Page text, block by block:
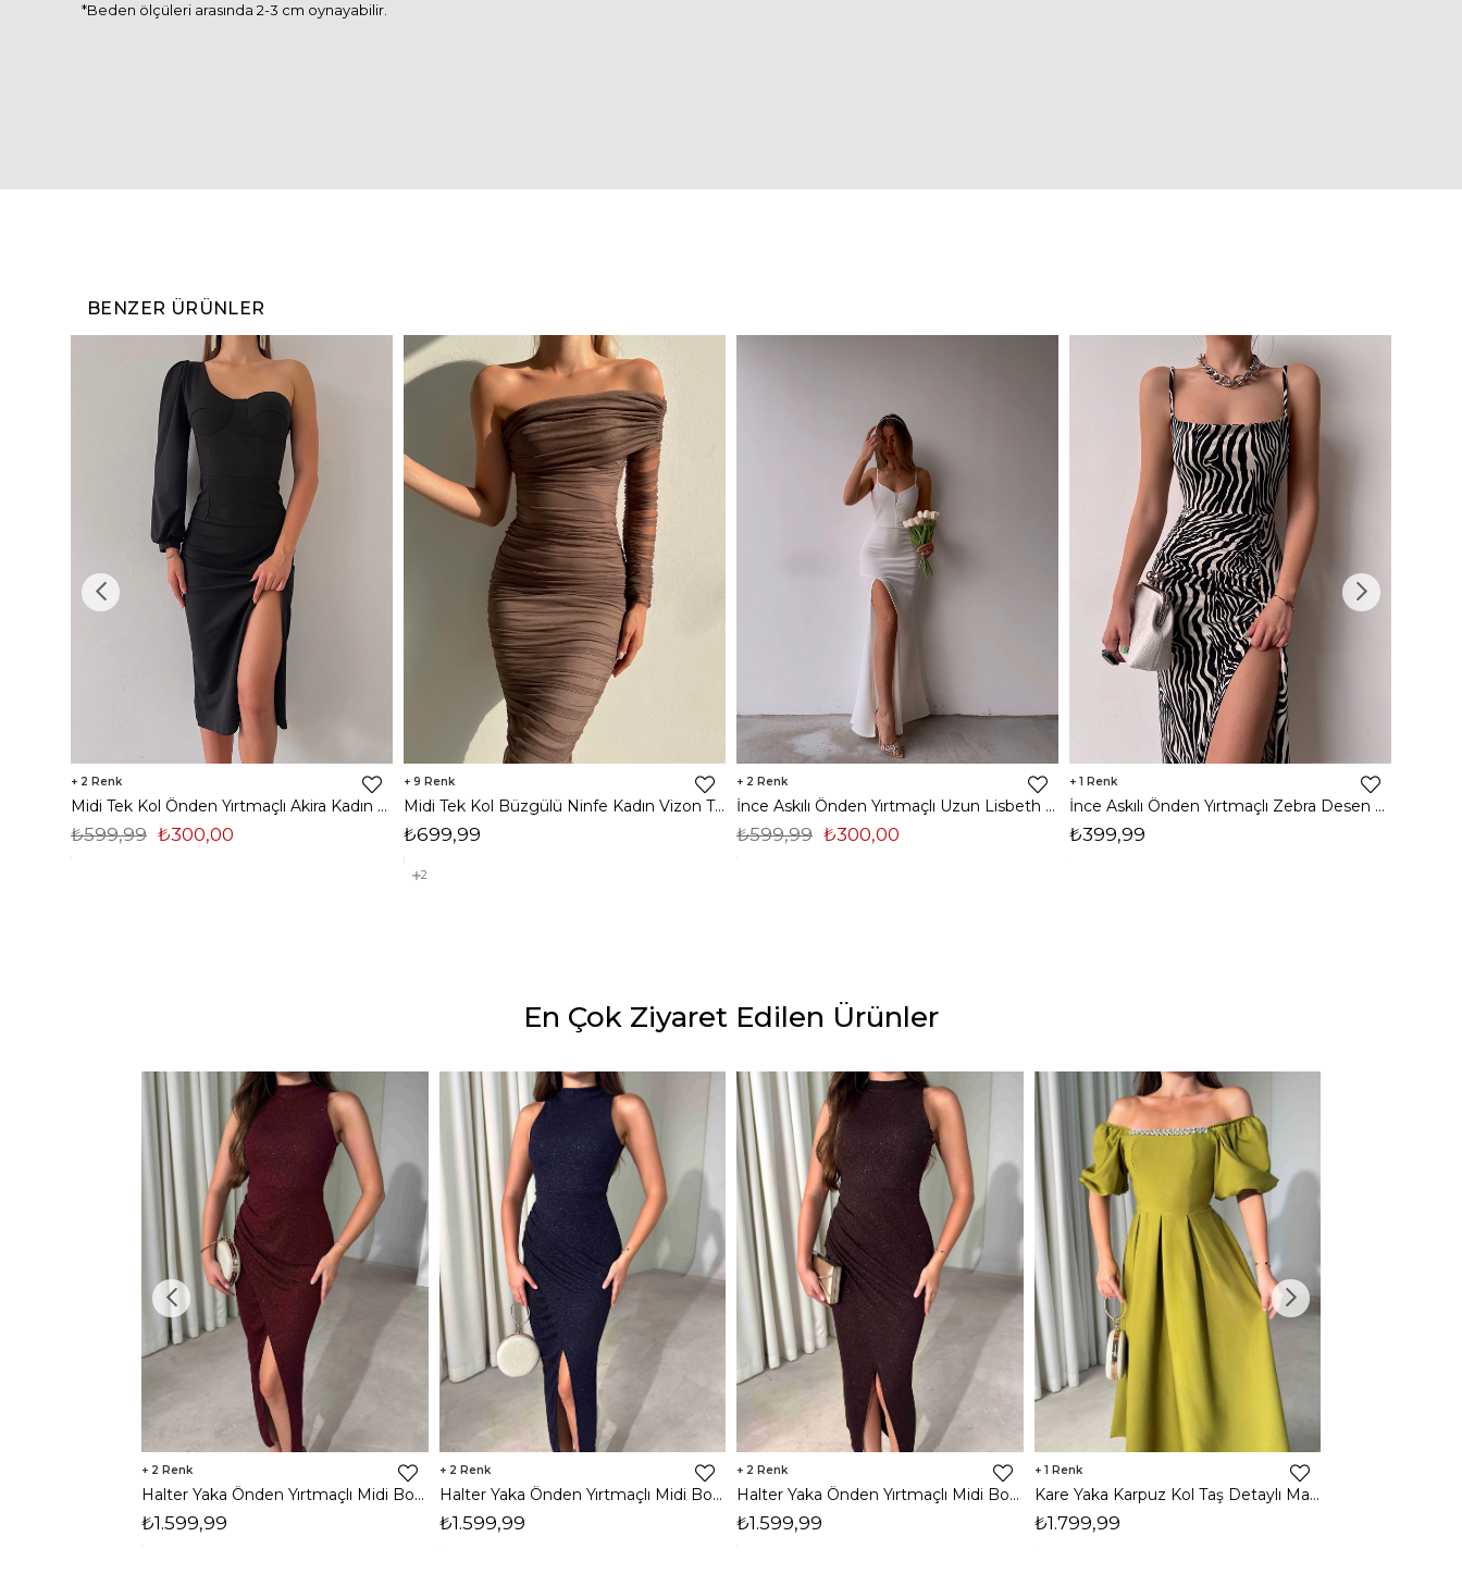
*Beden ölçüleri arasında 2-3 cm oynayabilir.
BENZER ÜRÜNLER
2
Midi Tek Kol Önden Yırtmaçlı Akira Kadın Siyah Elbise 22K000228
₺300,00
₺599,99
9
Midi Tek Kol Büzgülü Ninfe Kadın Vizon Tül Elbise 22K000524
₺699,99
2
2
İnce Askılı Önden Yırtmaçlı Uzun Lisbeth Kadın Beyaz Elbise 22K000581
₺300,00
₺599,99
1
İnce Askılı Önden Yırtmaçlı Zebra Desen Citlali Kadın Renkli Elbise 22Y000068
₺399,99
En Çok Ziyaret Edilen Ürünler
2
Halter Yaka Önden Yırtmaçlı Midi Boy Bordo Hasre Kadın Elbise 26Y502
₺1.599,99
2
Halter Yaka Önden Yırtmaçlı Midi Boy Lacivert Hasre Kadın Elbise 26Y502
₺1.599,99
2
Halter Yaka Önden Yırtmaçlı Midi Boy Kahverengi Hasre Kadın Elbise 26Y502
₺1.599,99
1
Kare Yaka Karpuz Kol Taş Detaylı Maxi Yağ Yeşili Civo Kadın Elbise 206Y501
₺1.799,99